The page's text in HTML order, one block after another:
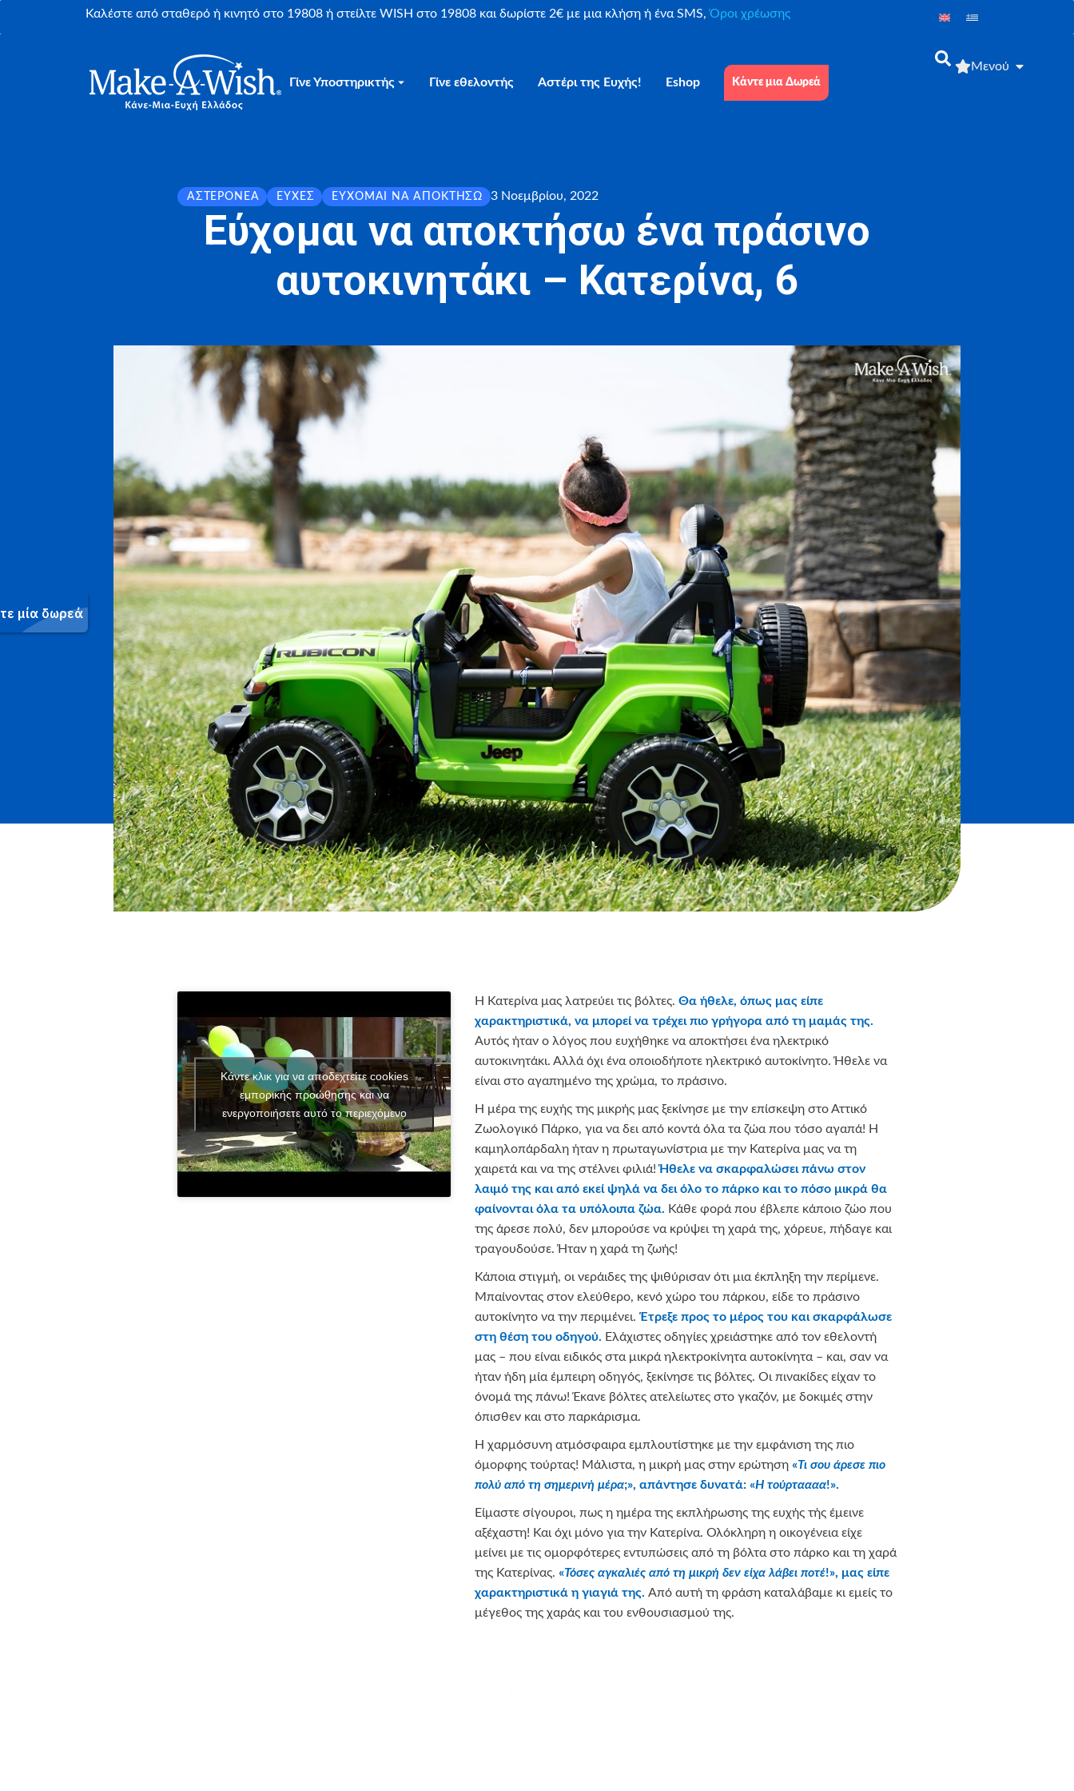
Καλέστε από σταθερό ή κινητό στο 19808 ή στείλτε WISH στο 19808 και δωρίστε 2€ με μια κλήση ή ένα SMS,Όροι χρέωσης
Γίνε Υποστηρικτής Γίνε εθελοντής Αστέρι της Ευχής! Eshop Κάντε μια Δωρεά
Μενού
ΑΣΤΕΡΟΝΈΑ ΕΥΧΈΣ ΕΎΧΟΜΑΙ ΝΑ ΑΠΟΚΤΉΣΩ 3 Νοεμβρίου, 2022
Εύχομαι να αποκτήσω ένα πράσινο
αυτοκινητάκι – Κατερίνα, 6
Κάντε κλικ για να αποδεχτείτε cookies
εμπορικής προώθησης και να
ενεργοποιήσετε αυτό το περιεχόμενο
Η Κατερίνα μας λατρεύει τις βόλτες. Θα ήθελε, όπως μας είπε
χαρακτηριστικά, να μπορεί να τρέχει πιο γρήγορα από τη μαμάς της.
Αυτός ήταν ο λόγος που ευχήθηκε να αποκτήσει ένα ηλεκτρικό
αυτοκινητάκι. Αλλά όχι ένα οποιοδήποτε ηλεκτρικό αυτοκίνητο. Ήθελε να
είναι στο αγαπημένο της χρώμα, το πράσινο.
Η μέρα της ευχής της μικρής μας ξεκίνησε με την επίσκεψη στο Αττικό
Ζωολογικό Πάρκο, για να δει από κοντά όλα τα ζώα που τόσο αγαπά! Η
καμηλοπάρδαλη ήταν η πρωταγωνίστρια με την Κατερίνα μας να τη
χαιρετά και να της στέλνει φιλιά!Ήθελε να σκαρφαλώσει πάνω στον
λαιμό της και από εκεί ψηλά να δει όλο το πάρκο και το πόσο μικρά θα
φαίνονται όλα τα υπόλοιπα ζώα. Κάθε φορά που έβλεπε κάποιο ζώο που
της άρεσε πολύ, δεν μπορούσε να κρύψει τη χαρά της, χόρευε, πήδαγε και
τραγουδούσε. Ήταν η χαρά τη ζωής!
Κάποια στιγμή, οι νεράιδες της ψιθύρισαν ότι μια έκπληξη την περίμενε.
Μπαίνοντας στον ελεύθερο, κενό χώρο του πάρκου, είδε το πράσινο
αυτοκίνητο να την περιμένει. Έτρεξε προς το μέρος του και σκαρφάλωσε
στη θέση του οδηγού. Ελάχιστες οδηγίες χρειάστηκε από τον εθελοντή
μας – που είναι ειδικός στα μικρά ηλεκτροκίνητα αυτοκίνητα – και, σαν να
ήταν ήδη μία έμπειρη οδηγός, ξεκίνησε τις βόλτες. Οι πινακίδες είχαν το
όνομά της πάνω! Έκανε βόλτες ατελείωτες στο γκαζόν, με δοκιμές στην
όπισθεν και στο παρκάρισμα.
Η χαρμόσυνη ατμόσφαιρα εμπλουτίστηκε με την εμφάνιση της πιο
όμορφης τούρτας! Μάλιστα, η μικρή μας στην ερώτηση «Τι σου άρεσε πιο
πολύ από τη σημερινή μέρα;», απάντησε δυνατά: «Η τούρταααα!».
Είμαστε σίγουροι, πως η ημέρα της εκπλήρωσης της ευχής τής έμεινε
αξέχαστη! Και όχι μόνο για την Κατερίνα. Ολόκληρη η οικογένεια είχε
μείνει με τις ομορφότερες εντυπώσεις από τη βόλτα στο πάρκο και τη χαρά
της Κατερίνας. «Τόσες αγκαλιές από τη μικρή δεν είχα λάβει ποτέ!», μας είπε
χαρακτηριστικά η γιαγιά της. Από αυτή τη φράση καταλάβαμε κι εμείς το
μέγεθος της χαράς και του ενθουσιασμού της.